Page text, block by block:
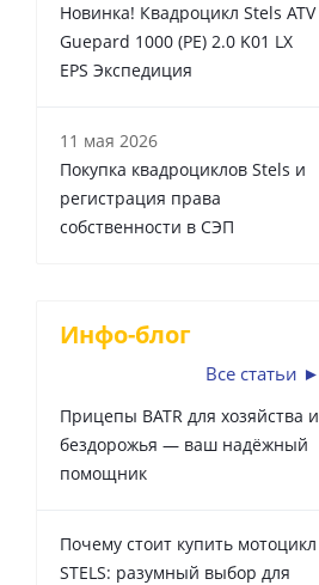
Новинка! Квадроцикл Stels ATV
Guepard 1000 (PE) 2.0 K01 LX
EPS Экспедиция
11 мая 2026
Покупка квадроциклов Stels и
регистрация права
собственности в СЭП
Инфо-блог
Все статьи ►
Прицепы BATR для хозяйства и
бездорожья — ваш надёжный
помощник
Почему стоит купить мотоцикл
STELS: разумный выбор для